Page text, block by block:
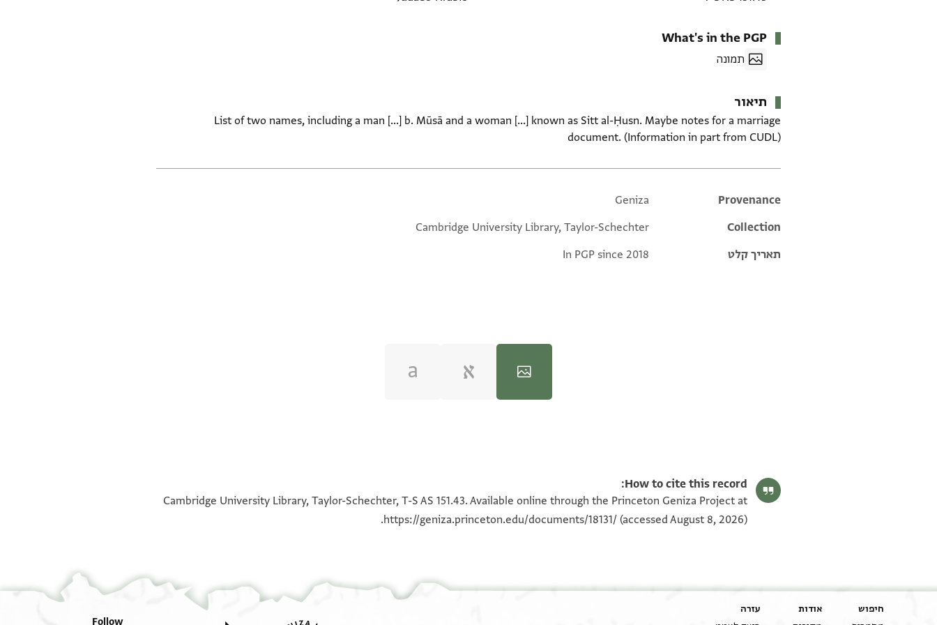
What's in the PGP
תמונה
תיאור
List of two names, including a man [...] b. Mūsā and a woman [...] known as Sitt al-Ḥusn. Maybe notes for a marriage
document. (Information in part from CUDL)
Additional metadata
Provenance
Geniza
Collection
Cambridge University Library, Taylor-Schechter
תאריך קלט
In PGP since 2018
100%
100%
How to cite this record:
Cambridge University Library, Taylor-Schechter, T-S AS 151.43. Available online through the Princeton Geniza Project at
https://geniza.princeton.edu/documents/18131/ (accessed August 8, 2026).
חיפוש אודות עזרה
Follow